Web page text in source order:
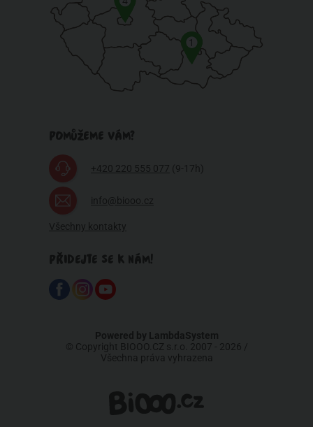
1
POMŮŽEME VÁM?
+420 220 555 077 (9-17h)
info@biooo.cz
Všechny kontakty
PŘIDEJTE SE K NÁM!
Powered by LambdaSystem
© Copyright BIOOO.CZ s.r.o. 2007 - 2026 /
Všechna práva vyhrazena